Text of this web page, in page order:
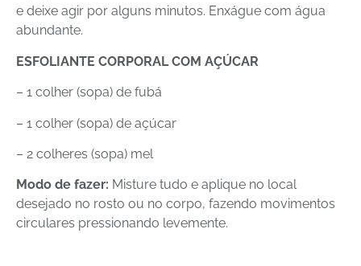
e deixe agir por alguns minutos. Enxágue com água
abundante.
ESFOLIANTE CORPORAL COM AÇÚCAR
– 1 colher (sopa) de fubá
– 1 colher (sopa) de açúcar
– 2 colheres (sopa) mel
Modo de fazer: Misture tudo e aplique no local
desejado no rosto ou no corpo, fazendo movimentos
circulares pressionando levemente.